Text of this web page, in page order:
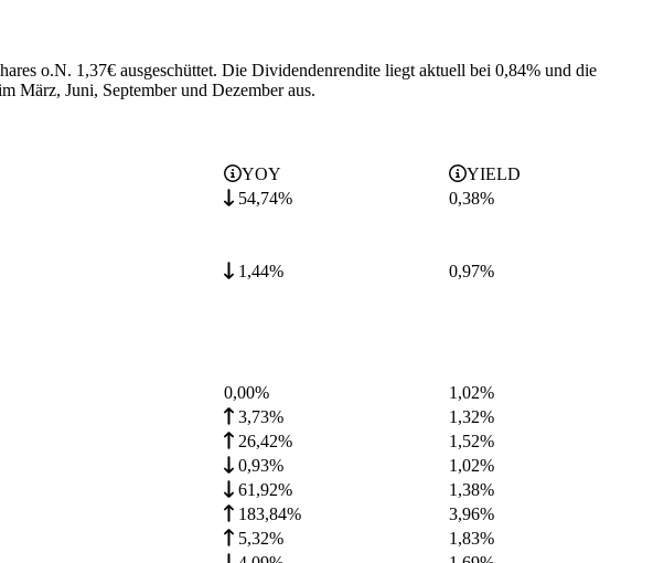
o.N. 1,37€ ausgeschüttet. Die Dividendenrendite liegt aktuell bei 0,84% und die
März, Juni, September und Dezember aus.
YOY
YIELD
54,74% 0,38%
1,44% 0,97%
0,00% 1,02%
3,73% 1,32%
26,42% 1,52%
0,93% 1,02%
61,92% 1,38%
183,84% 3,96%
5,32% 1,83%